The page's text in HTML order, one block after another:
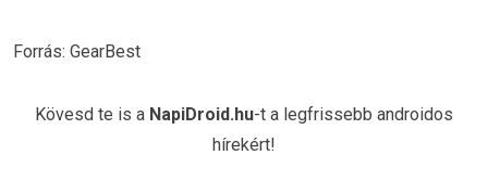
Forrás: GearBest
Kövesd te is a NapiDroid.hu-t a legfrissebb androidos
hírekért!